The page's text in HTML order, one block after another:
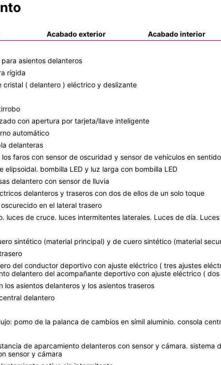
asientos delanteros
rígida
cristal ( delantero ) eléctrico y deslizante
Acabado exterior
con apertura por tarjeta/llave inteligente
automático
delanteras
los faros con sensor de oscuridad y sensor de vehículos en
elipsoidal. bombilla LED y luz larga con bombilla LED
delantero con sensor de lluvia
delanteros y traseros con dos de ellos de un solo toque
en el lateral trasero
luces de cruce. luces intermitentes laterales. Luces de día.
Acabado interior
sintético (material principal) y de cuero sintético (material
del conductor deportivo con ajuste eléctrico ( tres ajustes
delantero del acompañante deportivo con ajuste eléctrico (
los asientos delanteros y los asientos traseros
delantero
pomo de la palanca de cambios en símil aluminio. consola
de aparcamiento delanteros con sensor y cámara.
sensor y cámara